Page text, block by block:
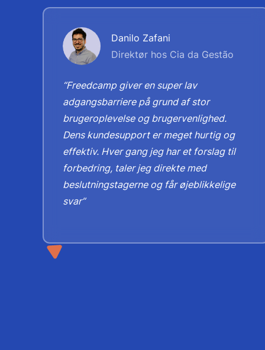
Danilo Zafani
Direktør hos Cia da Gestão
“Freedcamp giver en super lav
adgangsbarriere på grund af stor
brugeroplevelse og brugervenlighed.
Dens kundesupport er meget hurtig og
effektiv. Hver gang jeg har et forslag til
forbedring, taler jeg direkte med
beslutningstagerne og får øjeblikkelige
svar”